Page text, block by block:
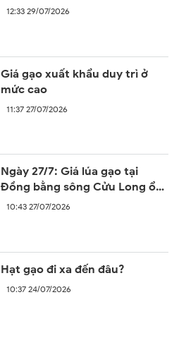
12:33 29/07/2026
Giá gạo xuất khẩu duy trì ở
mức cao
11:37 27/07/2026
Ngày 27/7: Giá lúa gạo tại
Đồng bằng sông Cửu Long ổn
định sáng đầu tuần
10:43 27/07/2026
Hạt gạo đi xa đến đâu?
10:37 24/07/2026